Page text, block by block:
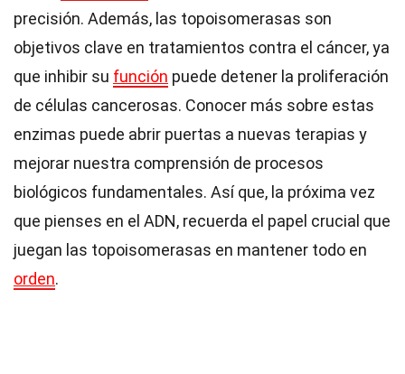
precisión. Además, las topoisomerasas son
objetivos clave en tratamientos contra el cáncer, ya
que inhibir su función puede detener la proliferación
de células cancerosas. Conocer más sobre estas
enzimas puede abrir puertas a nuevas terapias y
mejorar nuestra comprensión de procesos
biológicos fundamentales. Así que, la próxima vez
que pienses en el ADN, recuerda el papel crucial que
juegan las topoisomerasas en mantener todo en
orden.